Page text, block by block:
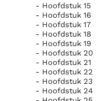
dwang
De mystiek. De
heiligheid
Berichten
Het Vaticaan
van het Romeins
Vaticaanse
Paus spreekt het
- Hoofdstuk 15
- Hoofdstuk 16
- Hoofdstuk 17
- Hoofdstuk 18
- Hoofdstuk 19
- Hoofdstuk 20
- Hoofdstuk 21
- Hoofdstuk 22
- Hoofdstuk 23
- Hoofdstuk 24
Josama uit
Azmawet,
Jismaja uit
tevens hun
Jirmeja,